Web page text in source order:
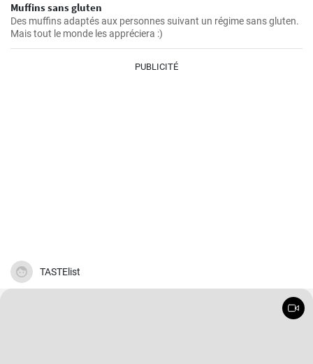
Muffins sans gluten
Des muffins adaptés aux personnes suivant un régime sans gluten.
Mais tout le monde les appréciera :)
PUBLICITÉ
TASTElist